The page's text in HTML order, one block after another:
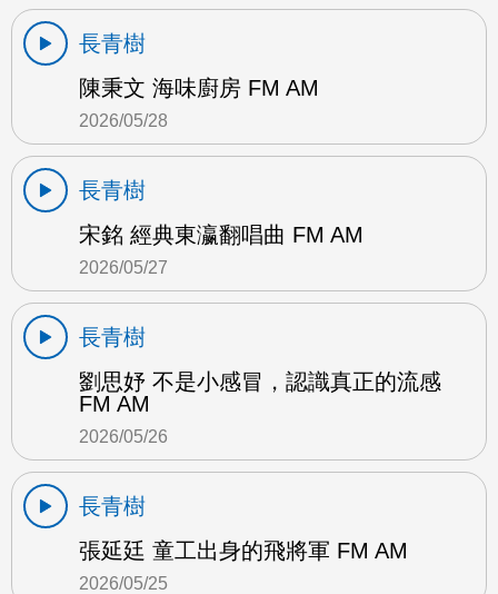
長青樹
陳秉文 海味廚房 FM AM
2026/05/28
長青樹
宋銘 經典東瀛翻唱曲 FM AM
2026/05/27
長青樹
劉思妤 不是小感冒，認識真正的流感
FM AM
2026/05/26
長青樹
張延廷 童工出身的飛將軍 FM AM
2026/05/25